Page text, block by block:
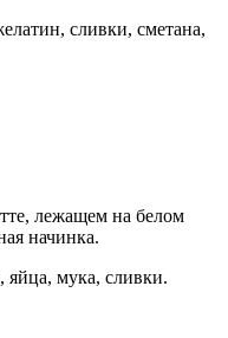
сливки, сметана,
лежащем на белом
начинка.
яйца, мука, сливки.